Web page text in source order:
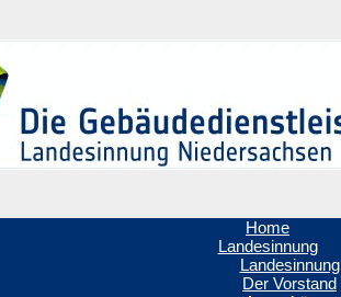
Home
Landesinnung
Landesinnung
Der Vorstand